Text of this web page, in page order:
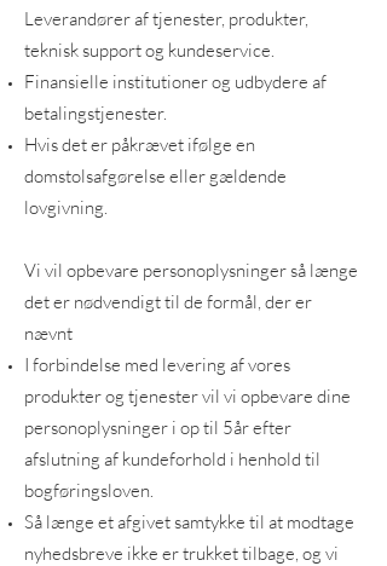
Leverandører af tjenester, produkter,
teknisk support og kundeservice.
Finansielle institutioner og udbydere af
betalingstjenester.
Hvis det er påkrævet ifølge en
domstolsafgørelse eller gældende
lovgivning.
Vi vil opbevare personoplysninger så længe
det er nødvendigt til de formål, der er
nævnt
I forbindelse med levering af vores
produkter og tjenester vil vi opbevare dine
personoplysninger i op til 5år efter
afslutning af kundeforhold i henhold til
bogføringsloven.
Så længe et afgivet samtykke til at modtage
nyhedsbreve ikke er trukket tilbage, og vi